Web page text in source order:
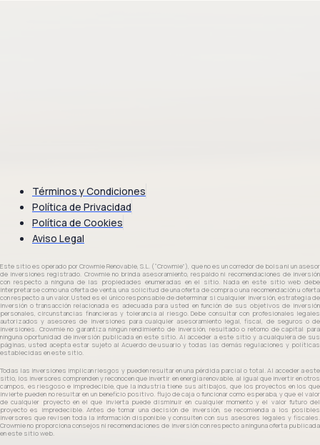
Términos y Condiciones
Política de Privacidad
Política de Cookies
Aviso Legal
Este sitio es operado por Crowmie Renovable, S.L. (“Crowmie”), que no es un corredor de bolsa ni un asesor
de inversiones registrado. Crowmie no brinda asesoramiento, respaldo ni recomendaciones de inversión
con respecto a ninguna de las propiedades enumeradas en el sitio. Nada en este sitio web debe
interpretarse como una oferta de venta, una solicitud de una oferta de compra o una recomendación u oferta
con respecto a un valor. Usted es el único responsable de determinar si cualquier inversión, estrategia de
inversión o transacción relacionada es adecuada para usted en función de sus objetivos de inversión
personales, circunstancias financieras y tolerancia al riesgo. Debe consultar con profesionales legales
autorizados y asesores de inversiones para cualquier asesoramiento legal, fiscal, de seguros o de
inversiones. Crowmie no garantiza ningún rendimiento de inversión, resultado o retorno de capital para
ninguna oportunidad de inversión publicada en este sitio. Al acceder a este sitio y a cualquiera de sus
páginas, usted acepta estar sujeto al Acuerdo de usuario y todas las demás regulaciones y políticas
establecidas en este sitio.
Todas las inversiones implican riesgos y pueden resultar en una pérdida parcial o total. Al acceder a este
sitio, los inversores comprenden y reconocen que invertir en energía renovable, al igual que invertir en otros
campos, es riesgoso e impredecible, que la industria tiene sus altibajos, que los proyectos en los que
invierte pueden no resultar en un beneficio positivo. flujo de caja o funcionar como esperaba, y que el valor
de cualquier proyecto en el que invierta puede disminuir en cualquier momento y el valor futuro del
proyecto es impredecible. Antes de tomar una decisión de inversión, se recomienda a los posibles
inversores que revisen toda la información disponible y consulten con sus asesores legales y fiscales.
Crowmie no proporciona consejos ni recomendaciones de inversión con respecto a ninguna oferta publicada
en este sitio web.